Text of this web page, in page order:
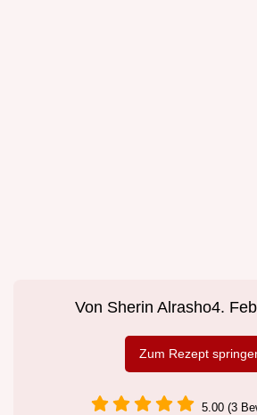
Von Sherin Alrasho4.
Zum Rezept
5.00 (3